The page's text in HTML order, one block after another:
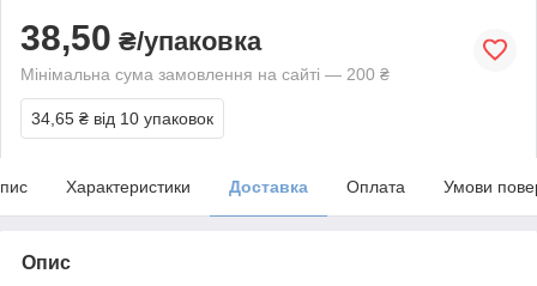
38,50 ₴/упаковка
Мінімальна сума замовлення на сайті — 200 ₴
34,65 ₴ від 10 упаковок
Характеристики Доставка Оплата Умови
Опис